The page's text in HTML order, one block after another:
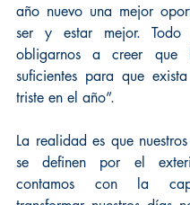
año nuevo una mejor
ser y estar mejor. Todo
obligarnos a creer que
suficientes para que
triste en el año”.
La realidad es que
se definen por el
contamos con la